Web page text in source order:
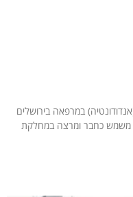
במרפאה בירושלים
משמש כחבר ומרצה במחלקת